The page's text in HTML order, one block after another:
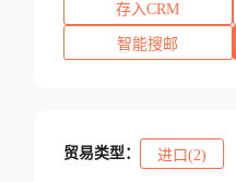
存入CRM
智能搜邮
贸易类型： 进口(2)